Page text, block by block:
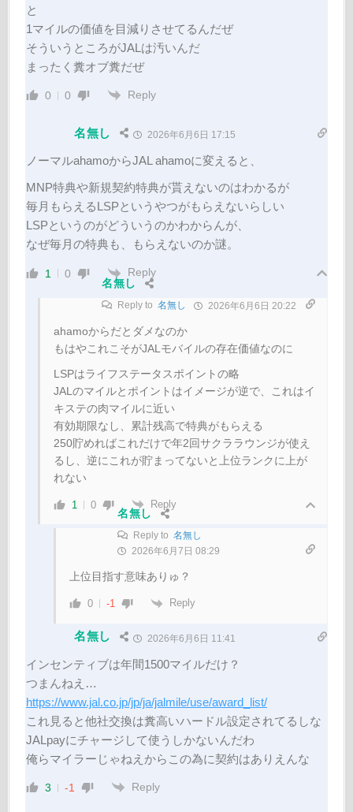
と
1マイルの価値を目減りさせてるんだぜ
そういうところがJALは汚いんだ
まったく糞オブ糞だぜ
0 0 Reply
名無し 2026年6月6日 17:15
ノーマルahamoからJAL ahamoに変えると、
MNP特典や新規契約特典が貰えないのはわかるが
毎月もらえるLSPというやつがもらえないらしい
LSPというのがどういうのかわからんが、
なぜ毎月の特典も、もらえないのか謎。
1 0
Reply
名無し
Reply to 名無し 2026年6月6日 20:22
ahamoからだとダメなのか
もはやこれこそがJALモバイルの存在価値なのに
LSPはライフステータスポイントの略
JALのマイルとポイントはイメージが逆で、これはイ
キステの肉マイルに近い
有効期限なし、累計残高で特典がもらえる
250貯めればこれだけで年2回サクララウンジが使え
るし、逆にこれが貯まってないと上位ランクに上が
れない
1 0 Reply
名無し
Reply to 名無し
2026年6月7日 08:29
上位目指す意味ありゅ？
0 -1 Reply
名無し 2026年6月6日 11:41
インセンティブは年間1500マイルだけ？
つまんねえ…
https://www.jal.co.jp/jp/ja/jalmile/use/award_list/
これ見ると他社交換は糞高いハードル設定されてるしな
JALpayにチャージして使うしかないんだわ
俺らマイラーじゃねえからこの為に契約はありえんな
3 -1 Reply